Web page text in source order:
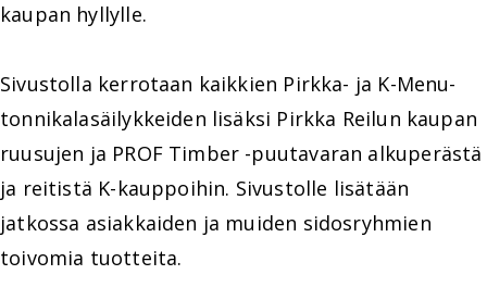
kaupan hyllylle.
Sivustolla kerrotaan kaikkien Pirkka- ja K-Menu-
tonnikalasäilykkeiden lisäksi Pirkka Reilun kaupan
ruusujen ja PROF Timber -puutavaran alkuperästä
ja reitistä K-kauppoihin. Sivustolle lisätään
jatkossa asiakkaiden ja muiden sidosryhmien
toivomia tuotteita.